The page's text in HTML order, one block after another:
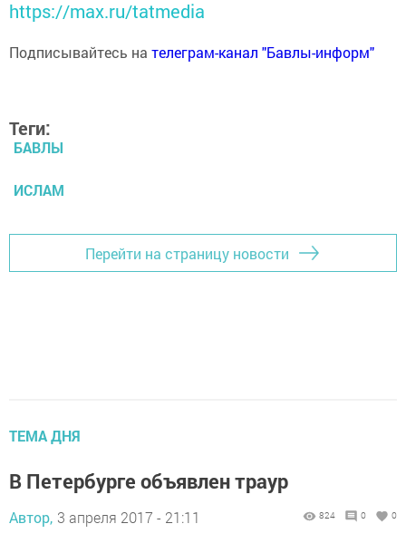
https://max.ru/tatmedia
Подписывайтесь на телеграм-канал "Бавлы-информ"
Теги:
БАВЛЫ
ИСЛАМ
Перейти на страницу новости
ТЕМА ДНЯ
В Петербурге объявлен траур
Автор, 3 апреля 2017 - 21:11 824 0 0